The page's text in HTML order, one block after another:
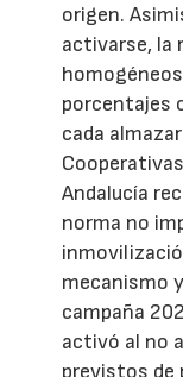
origen.
activarse, la
porcentajes
cada
Andalucía
norma no
mecanismo
campaña
activó al no
previstos de